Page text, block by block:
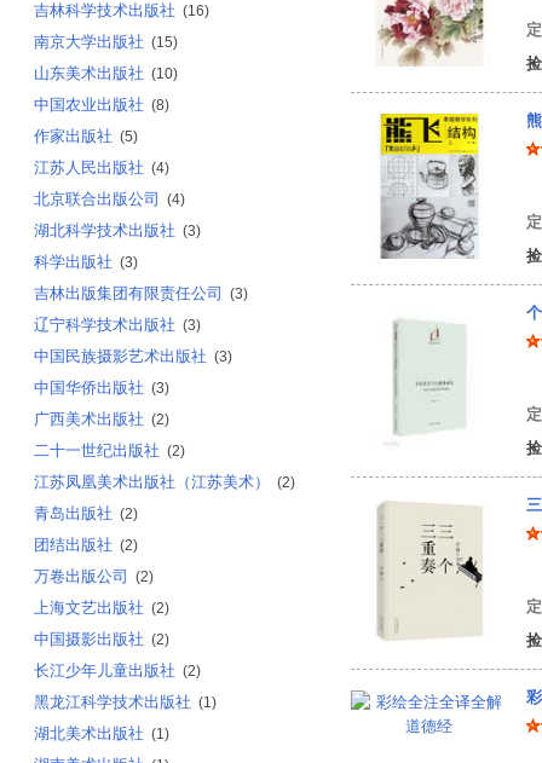
吉林科学技术出版社 (16)
南京大学出版社 (15)
山东美术出版社 (10)
中国农业出版社 (8)
作家出版社 (5)
江苏人民出版社 (4)
北京联合出版公司 (4)
湖北科学技术出版社 (3)
科学出版社 (3)
吉林出版集团有限责任公司 (3)
辽宁科学技术出版社 (3)
中国民族摄影艺术出版社 (3)
中国华侨出版社 (3)
广西美术出版社 (2)
二十一世纪出版社 (2)
江苏凤凰美术出版社（江苏美术） (2)
青岛出版社 (2)
团结出版社 (2)
万卷出版公司 (2)
上海文艺出版社 (2)
中国摄影出版社 (2)
长江少年儿童出版社 (2)
黑龙江科学技术出版社 (1)
湖北美术出版社 (1)